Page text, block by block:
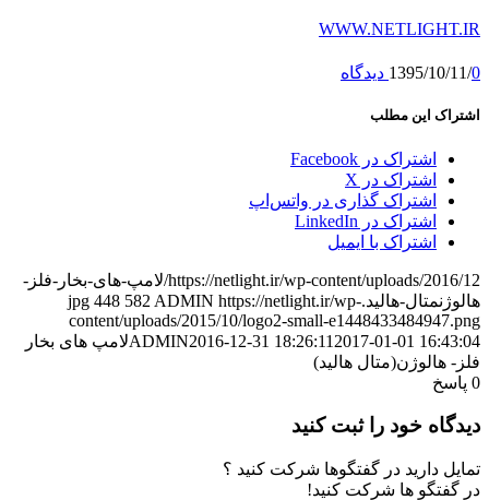
WWW.NETLIGHT.IR
1395/10/11/0 دیدگاه
اشتراک این مطلب
اشتراک در Facebook
اشتراک در X
اشتراک گذاری در واتس‌اپ
اشتراک در LinkedIn
اشتراک با ایمیل
https://netlight.ir/wp-content/uploads/2016/12/لامپ-های-بخار-فلز-
هالوژنمتال-هالید.jpg
448 582ADMIN https://netlight.ir/wp-
content/uploads/2015/10/logo2-small-e1448433484947.png
ADMIN2016-12-31 18:26:112017-01-01 16:43:04
لامپ های بخار
فلز- هالوژن(متال هالید)
0 پاسخ
دیدگاه خود را ثبت کنید
تمایل دارید در گفتگوها شرکت کنید ؟
در گفتگو ها شرکت کنید!